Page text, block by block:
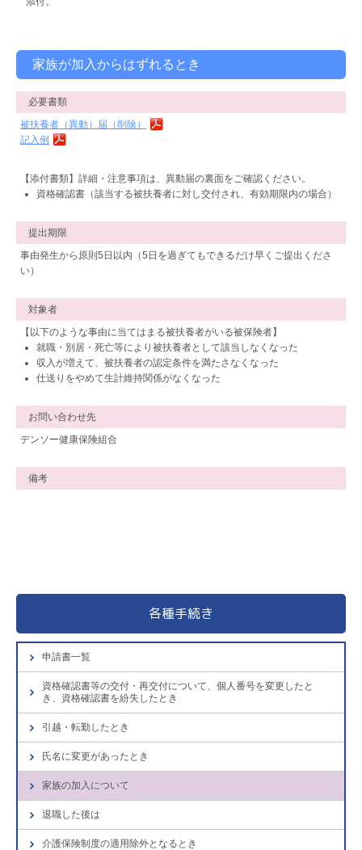
家族が加入からはずれるとき
必要書類
被扶養者（異動）届（削除）
記入例
【添付書類】詳細・注意事項は、異動届の裏面をご確認ください。
資格確認書（該当する被扶養者に対し交付され、有効期限内の場合）
提出期限
事由発生から原則5日以内（5日を過ぎてもできるだけ早くご提出くださ
い）
対象者
【以下のような事由に当てはまる被扶養者がいる被保険者】
就職・別居・死亡等により被扶養者として該当しなくなった
収入が増えて、被扶養者の認定条件を満たさなくなった
仕送りをやめて生計維持関係がなくなった
お問い合わせ先
デンソー健康保険組合
備考
各種手続き
申請書一覧
資格確認書等の交付・再交付について、個人番号を変更したと
き、資格確認書を紛失したとき
引越・転勤したとき
氏名に変更があったとき
家族の加入について
退職した後は
介護保険制度の適用除外となるとき